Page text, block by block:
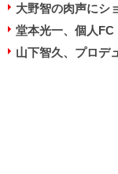
大野智の肉声にシ
堂本光一、個人
山下智久、プロデ